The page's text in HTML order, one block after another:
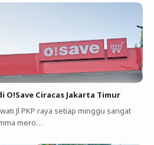
O!Save Ciracas Jakarta Timur
Jl PKP raya setiap minggu sangat
mero…